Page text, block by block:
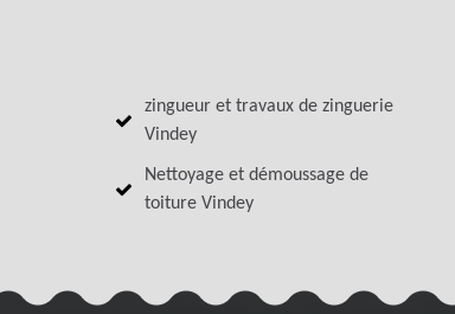
zingueur et travaux de zinguerie
Vindey
Nettoyage et démoussage de
toiture Vindey